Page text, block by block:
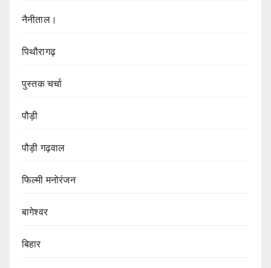
नैनीताल।
पिथौरागढ़
पुस्तक चर्चा
पौड़ी
पौड़ी गढ़वाल
फिल्मी मनोरंजन
बागेश्वर
बिहार